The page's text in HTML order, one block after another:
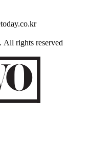
. All rights reserved